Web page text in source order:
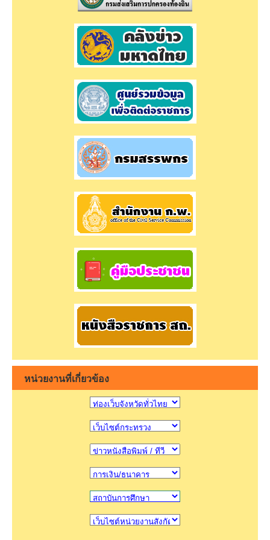
หน่วยงานที่เกี่ยวข้อง